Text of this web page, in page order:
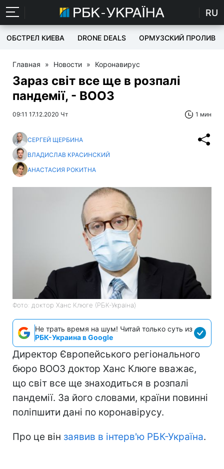
RU
ОБСТРЕЛ КИЕВА DRONE DEALS ОРМУЗСКИЙ ПРОЛИВ
Главная » Новости » Коронавирус
Зараз світ все ще в розпалі
пандемії, - ВООЗ
09:11 17.12.2020 Чт 1 мин
СЕРГЕЙ ЩЕРБИНА
ВЛАДИСЛАВ КРАСИНСКИЙ
АНАСТАСИЯ РОКИТНА
Фото: доктор Ханс Клюге (РБК-Україна)
Не трать время на шум! Читай только суть из
РБК-Украина в Google
Директор Європейського регіонального
бюро ВООЗ доктор Ханс Клюге вважає,
що світ все ще знаходиться в розпалі
пандемії. За його словами, країни повинні
поліпшити дані по коронавірусу.
Про це він заявив в інтерв'ю РБК-Україна.